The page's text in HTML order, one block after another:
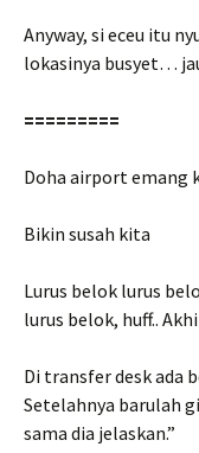
Anyway, si eceu itu
lokasinya busyet…
=========
Doha airport emang
Bikin susah kita
Lurus belok lurus
lurus belok, huff..
Di transfer desk ada
Setelahnya barulah
sama dia jelaskan.”